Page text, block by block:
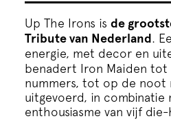
Cursus
Onderwijs
Up The Irons is de
Tribute van Nederland.
energie, met decor en
benadert Iron Maiden tot
nummers, tot op de noot
uitgevoerd, in combinatie
enthousiasme van vijf